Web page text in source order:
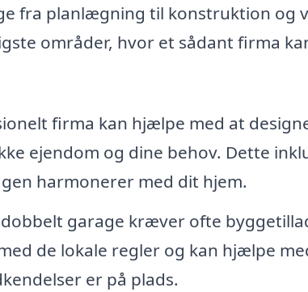
fra planlægning til konstruktion og
områder, hvor et sådant firma
firma kan hjælpe med at
ejendom og dine behov. Dette
harmonerer med dit hjem.
garage kræver ofte
de lokale regler og kan hjælpe
er på plads.